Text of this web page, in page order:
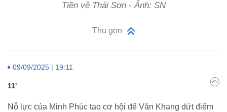
Tiền vệ Thái Sơn - Ảnh: SN
Thu gọn
09/09/2025 | 19:11
11'
Nỗ lực của Minh Phúc tạo cơ hội để Văn Khang dứt điểm